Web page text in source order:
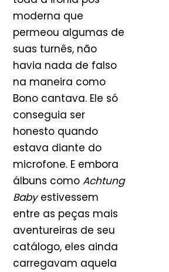
moderna que
permeou algumas de
suas turnês, não
havia nada de falso
na maneira como
Bono cantava. Ele só
conseguia ser
honesto quando
estava diante do
microfone. E embora
álbuns como Achtung
Babyestivessem
entre as peças mais
aventureiras de seu
catálogo, eles ainda
carregavam aquela